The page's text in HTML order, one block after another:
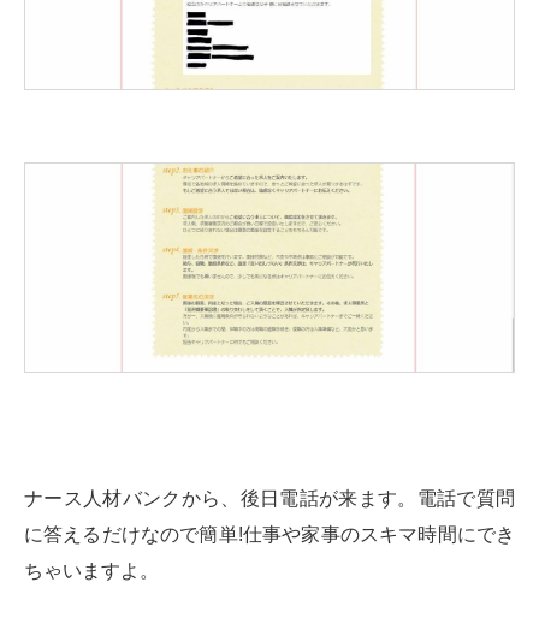
ナース人材バンクから、後日電話が来ます。電話で質問
に答えるだけなので簡単!仕事や家事のスキマ時間にでき
ちゃいますよ。